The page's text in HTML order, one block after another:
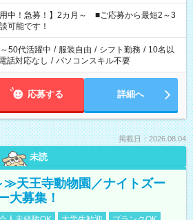
て夕飯の準備がしたい」 「できれば残業はし
希望を教えてくださいね。 ※Wワーク希望
仕事で希望する勤務時間と、もう1つのお仕事
で週40時間を超える場合は応募できません。
用中！急募！】2カ月～ ■ご応募から最短2～3
可能です！
50代活躍中 / 服装自由 / シフト勤務 / 10名以
電話対応なし / パソコンスキル不要
応募する 詳細へ
掲載日：2026.08.04
未読
天王寺動物園／ナイトズー
大募集！